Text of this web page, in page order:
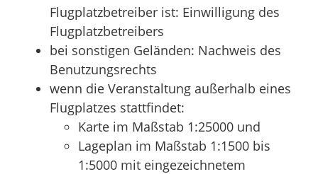
Flugplatzbetreiber ist: Einwilligung des
Flugplatzbetreibers
bei sonstigen Geländen: Nachweis des
Benutzungsrechts
wenn die Veranstaltung außerhalb eines
Flugplatzes stattfindet:
Karte im Maßstab 1:25000 und
Lageplan im Maßstab 1:1500 bis
1:5000 mit eingezeichnetem